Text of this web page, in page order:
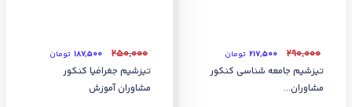
۲۹۰,۰۰۰ ۲۱۷,۵۰۰ تومان
تیزشیم جامعه شناسی کنکور
مشاوران...
۲۵۰,۰۰۰ ۱۸۷,۵۰۰ تومان
تیزشیم جغرافیا کنکور
مشاوران آموزش